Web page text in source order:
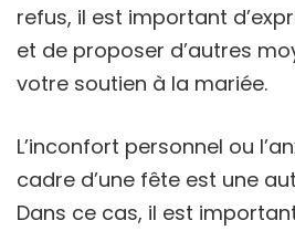
refus, il est important
et de proposer d’autres
votre soutien à la mariée.
L’inconfort personnel ou
cadre d’une fête est une
Dans ce cas, il est